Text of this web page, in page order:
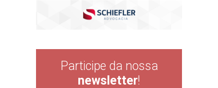
Participe da nossa
newsletter!